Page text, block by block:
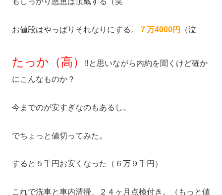
お値段はやっぱりそれなりにする。 ７万4000円 （泣
たっか（高）
‼️と思いながら内約を聞くけど確か
にこんなものか？
今までのが安すぎなのもあるし。
でちょっと値切ってみた。
すると５千円お安くなった（６万９千円）
これで洗車と車内清掃、２４ヶ月点検付き。（もっと値